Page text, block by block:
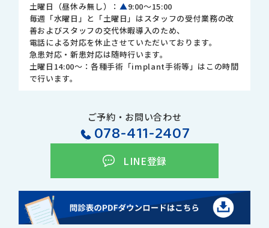
土曜日（昼休み無し）： ▲9:00～15:00
毎週「水曜日」と「土曜日」はスタッフの受付業務の改
善およびスタッフの交代休暇導入のため、
電話による対応を休止させていただいております。
急患対応・新患対応は随時行います。
土曜日14:00～：各種手術「implant手術等」はこの時間
で行います。
ご予約・お問い合わせ
078-411-2407
LINE登録